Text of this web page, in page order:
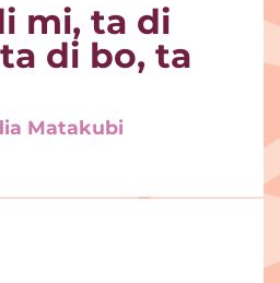
mi, ta di
di bo, ta
Matakubi